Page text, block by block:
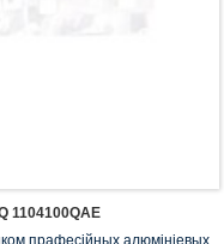
1104100QAE